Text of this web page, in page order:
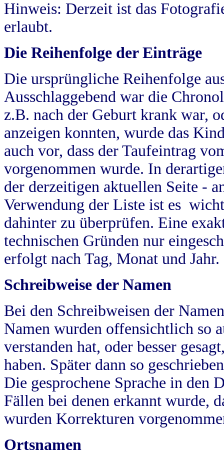
Hinweis: Derzeit ist das
erlaubt.
Die Reihenfolge der Einträge
Die ursprüngliche Reihenfolge
Ausschlaggebend war die
z.B. nach der Geburt krank war,
anzeigen konnten, wurde das
auch vor, dass der Taufeintrag
vorgenommen wurde. In
der derzeitigen aktuellen Seite -
Verwendung der Liste ist es
dahinter zu überprüfen. Eine
technischen Gründen nur
erfolgt nach Tag, Monat und Jahr.
Schreibweise der Namen
Bei den Schreibweisen der
Namen wurden offensichtlich so
verstanden hat, oder besser
haben. Später dann so
Die gesprochene Sprache in
Fällen bei denen erkannt wurde,
wurden Korrekturen
Ortsnamen